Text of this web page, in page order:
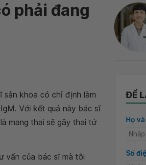
phải đang
sản khoa có chỉ định làm
Với kết quả này bác sĩ
mang thai sẽ gây thai tử
vấn của bác sĩ mà tôi
ĐỂ
Họ
Số